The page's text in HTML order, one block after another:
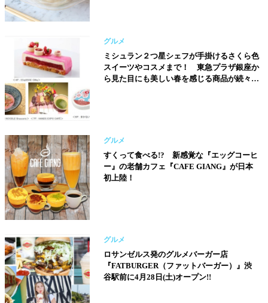
グルメ
ミシュラン２つ星シェフが手掛けるさくら色
スイーツやコスメまで！ 東急プラザ銀座か
ら見た目にも美しい春を感じる商品が続々登
グルメ
すくって食べる!? 新感覚な『エッグコーヒ
ー』の老舗カフェ『CAFE GIANG』が日本
初上陸！
グルメ
ロサンゼルス発のグルメバーガー店
『FATBURGER（ファットバーガー）』渋
谷駅前に4月28日(土)オープン!!